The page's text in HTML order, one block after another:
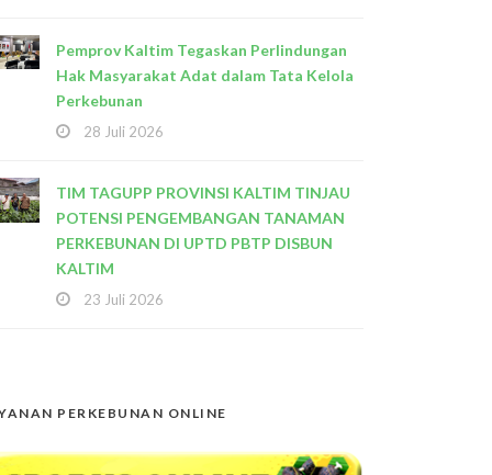
Pemprov Kaltim Tegaskan Perlindungan
Hak Masyarakat Adat dalam Tata Kelola
Perkebunan
28 Juli 2026
TIM TAGUPP PROVINSI KALTIM TINJAU
POTENSI PENGEMBANGAN TANAMAN
PERKEBUNAN DI UPTD PBTP DISBUN
KALTIM
23 Juli 2026
PERKEBUNAN ONLINE